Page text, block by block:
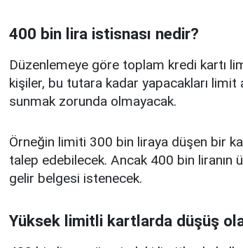
400 bin lira istisnası nedir?
Düzenlemeye göre toplam kredi kartı
kişiler, bu tutara kadar yapacakları
sunmak zorunda olmayacak.
Örneğin limiti 300 bin liraya düşen bir
talep edebilecek. Ancak 400 bin liranın
gelir belgesi istenecek.
Yüksek limitli kartlarda düşüş